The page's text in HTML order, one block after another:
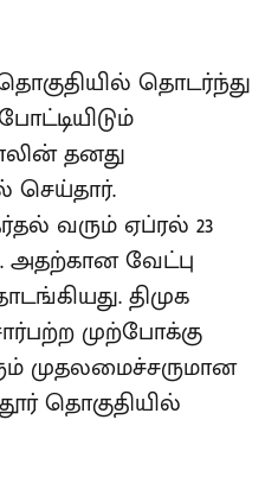
தொடர்ந்து
தனது
செய்தார்.
வரும் ஏப்ரல் 23
அதற்கான வேட்பு
திமுக
முற்போக்கு
முதலமைச்சருமான
தொகுதியில்